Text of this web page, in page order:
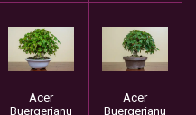
Acer
Buergerianu
Acer
Buergerianu